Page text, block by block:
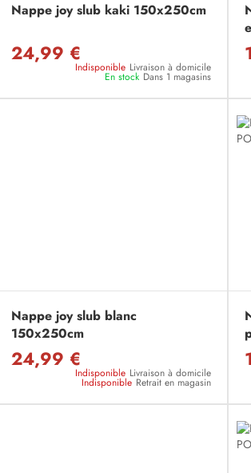
Nappe joy slub kaki 150x250cm
24,99 €
Indisponible Livraison à domicile
En stock Dans 1 magasins
Nappe joy slub blanc
150x250cm
24,99 €
Indisponible Livraison à domicile
Indisponible Retrait en magasin